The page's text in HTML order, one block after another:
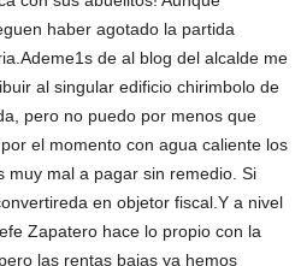
haber agotado la partida
de al blog del alcalde me
al singular edificio chirimbolo de
pero no puedo por menos que
el momento con agua caliente los
muy mal a pagar sin remedio. Si
en objetor fiscal.Y a nivel
Zapatero hace lo propio con la
las rentas bajas ya hemos